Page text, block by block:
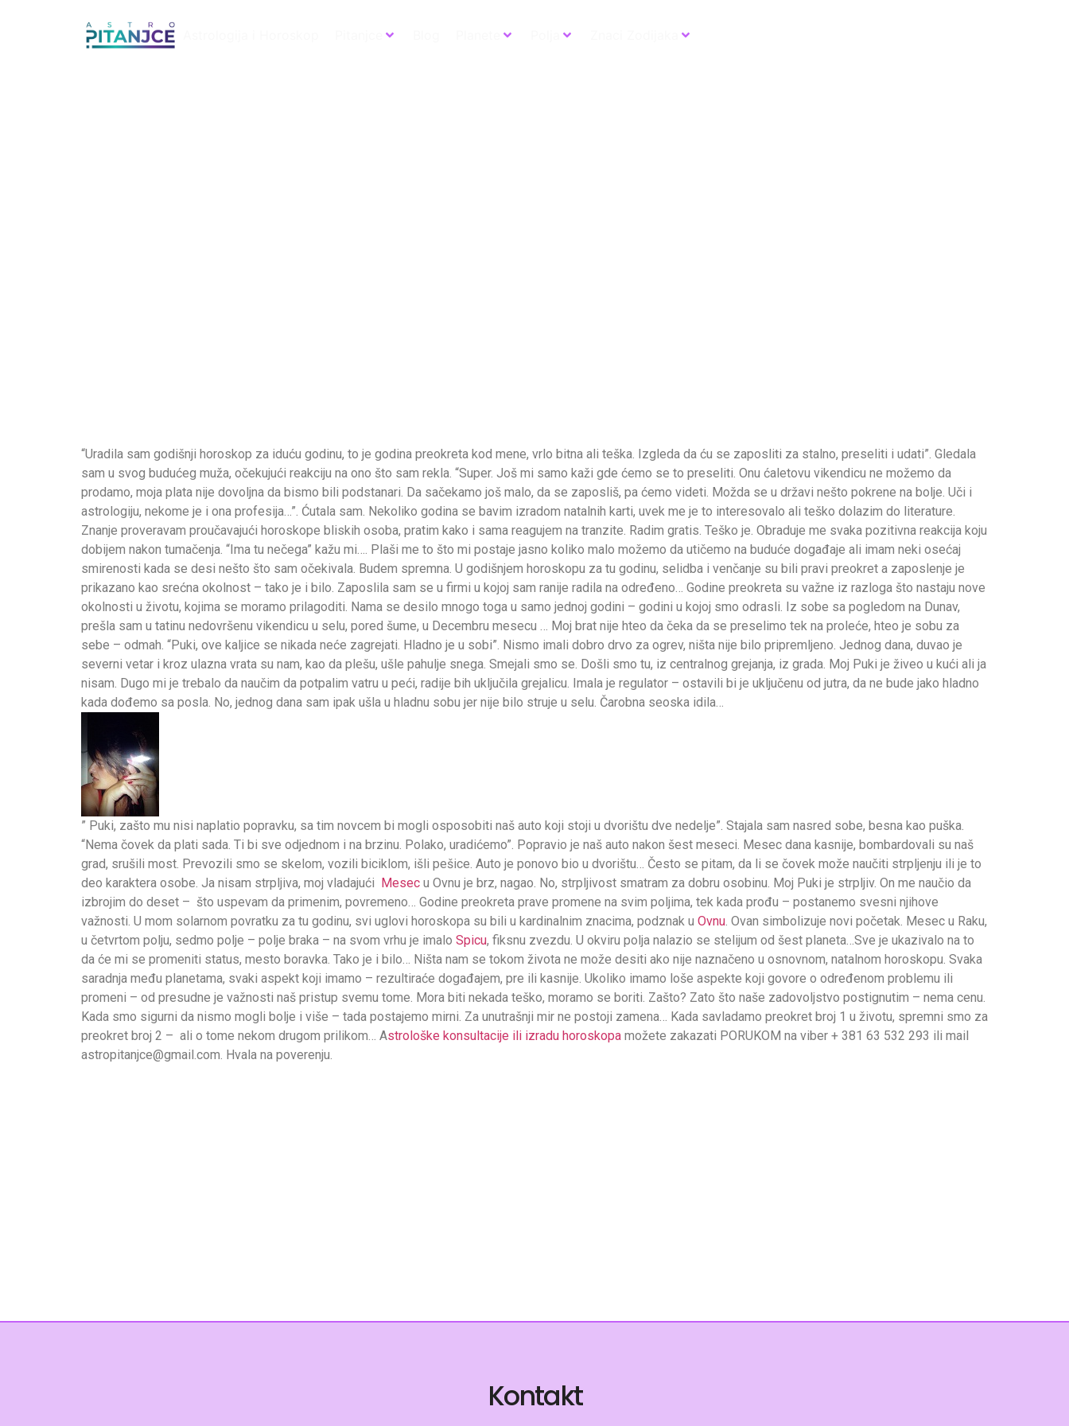
“Uradila sam godišnji horoskop za iduću godinu, to je godina preokreta kod mene, vrlo bitna ali teška. Izgleda da ću se zaposliti za stalno, preseliti i udati”. Gledala
sam u svog budućeg muža, očekujući reakciju na ono što sam rekla. “Super. Još mi samo kaži gde ćemo se to preseliti. Onu ćaletovu vikendicu ne možemo da
prodamo, moja plata nije dovoljna da bismo bili podstanari. Da sačekamo još malo, da se zaposliš, pa ćemo videti. Možda se u državi nešto pokrene na bolje. Uči i
astrologiju, nekome je i ona profesija…”. Ćutala sam. Nekoliko godina se bavim izradom natalnih karti, uvek me je to interesovalo ali teško dolazim do literature.
Znanje proveravam proučavajući horoskope bliskih osoba, pratim kako i sama reagujem na tranzite. Radim gratis. Teško je. Obraduje me svaka pozitivna reakcija koju
dobijem nakon tumačenja. “Ima tu nečega” kažu mi…. Plaši me to što mi postaje jasno koliko malo možemo da utičemo na buduće događaje ali imam neki osećaj
smirenosti kada se desi nešto što sam očekivala. Budem spremna. U godišnjem horoskopu za tu godinu, selidba i venčanje su bili pravi preokret a zaposlenje je
prikazano kao srećna okolnost – tako je i bilo. Zaposlila sam se u firmi u kojoj sam ranije radila na određeno… Godine preokreta su važne iz razloga što nastaju nove
okolnosti u životu, kojima se moramo prilagoditi. Nama se desilo mnogo toga u samo jednoj godini – godini u kojoj smo odrasli. Iz sobe sa pogledom na Dunav,
prešla sam u tatinu nedovršenu vikendicu u selu, pored šume, u Decembru mesecu … Moj brat nije hteo da čeka da se preselimo tek na proleće, hteo je sobu za
sebe – odmah. “Puki, ove kaljice se nikada neće zagrejati. Hladno je u sobi”. Nismo imali dobro drvo za ogrev, ništa nije bilo pripremljeno. Jednog dana, duvao je
severni vetar i kroz ulazna vrata su nam, kao da plešu, ušle pahulje snega. Smejali smo se. Došli smo tu, iz centralnog grejanja, iz grada. Moj Puki je živeo u kući ali ja
nisam. Dugo mi je trebalo da naučim da potpalim vatru u peći, radije bih uključila grejalicu. Imala je regulator – ostavili bi je uključenu od jutra, da ne bude jako hladno
kada dođemo sa posla. No, jednog dana sam ipak ušla u hladnu sobu jer nije bilo struje u selu. Čarobna seoska idila…
” Puki, zašto mu nisi naplatio popravku, sa tim novcem bi mogli osposobiti naš auto koji stoji u dvorištu dve nedelje”. Stajala sam nasred sobe, besna kao puška.
“Nema čovek da plati sada. Ti bi sve odjednom i na brzinu. Polako, uradićemo”. Popravio je naš auto nakon šest meseci. Mesec dana kasnije, bombardovali su naš
grad, srušili most. Prevozili smo se skelom, vozili biciklom, išli pešice. Auto je ponovo bio u dvorištu… Često se pitam, da li se čovek može naučiti strpljenju ili je to
deo karaktera osobe. Ja nisam strpljiva, moj vladajući
Mesec u Ovnu je brz, nagao. No, strpljivost smatram za dobru osobinu. Moj Puki je strpljiv. On me naučio da
izbrojim do deset – što uspevam da primenim, povremeno… Godine preokreta prave promene na svim poljima, tek kada prođu – postanemo svesni njihove
važnosti. U mom solarnom povratku za tu godinu, svi uglovi horoskopa su bili u kardinalnim znacima, podznak u Ovnu. Ovan simbolizuje novi početak. Mesec u Raku,
u četvrtom polju, sedmo polje – polje braka – na svom vrhu je imalo Spicu, fiksnu zvezdu. U okviru polja nalazio se stelijum od šest planeta…Sve je ukazivalo na to
da će mi se promeniti status, mesto boravka. Tako je i bilo… Ništa nam se tokom života ne može desiti ako nije naznačeno u osnovnom, natalnom horoskopu. Svaka
saradnja među planetama, svaki aspekt koji imamo – rezultiraće događajem, pre ili kasnije. Ukoliko imamo loše aspekte koji govore o određenom problemu ili
promeni – od presudne je važnosti naš pristup svemu tome. Mora biti nekada teško, moramo se boriti. Zašto? Zato što naše zadovoljstvo postignutim – nema cenu.
Kada smo sigurni da nismo mogli bolje i više – tada postajemo mirni. Za unutrašnji mir ne postoji zamena… Kada savladamo preokret broj 1 u životu, spremni smo za
preokret broj 2 – ali o tome nekom drugom prilikom… Astrološke konsultacije ili izradu horoskopa možete zakazati PORUKOM na viber + 381 63 532 293 ili mail
astropitanjce@gmail.com. Hvala na poverenju.
Kontakt